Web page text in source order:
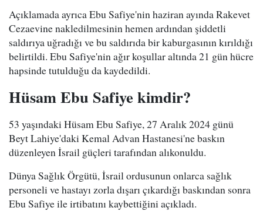
Açıklamada ayrıca Ebu Safiye'nin haziran ayında Rakevet
Cezaevine nakledilmesinin hemen ardından şiddetli
saldırıya uğradığı ve bu saldırıda bir kaburgasının kırıldığı
belirtildi. Ebu Safiye'nin ağır koşullar altında 21 gün hücre
hapsinde tutulduğu da kaydedildi.
Hüsam Ebu Safiye kimdir?
53 yaşındaki Hüsam Ebu Safiye, 27 Aralık 2024 günü
Beyt Lahiye'daki Kemal Advan Hastanesi'ne baskın
düzenleyen İsrail güçleri tarafından alıkonuldu.
Dünya Sağlık Örgütü, İsrail ordusunun onlarca sağlık
personeli ve hastayı zorla dışarı çıkardığı baskından sonra
Ebu Safiye ile irtibatını kaybettiğini açıkladı.